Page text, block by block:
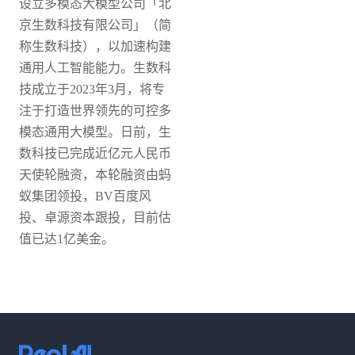
设立多模态大模型公司「北
京生数科技有限公司」（简
称生数科技），以加速构建
通用人工智能能力。 生数科
技成立于2023年3月，将专
注于打造世界领先的可控多
模态通用大模型。日前，生
数科技已完成近亿元人民币
天使轮融资，本轮融资由蚂
蚁集团领投，BV百度风
投、卓源资本跟投，目前估
值已达1亿美金。